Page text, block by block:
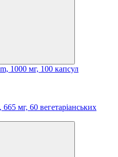
1000 мг, 100 капсул